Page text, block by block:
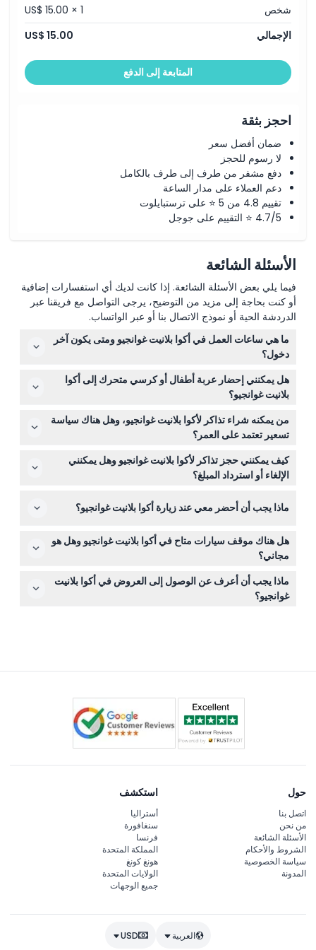
ساعات العمل
ما يجب معرفته
الموقع
كيفية الوصول إلى هناك
كيفية الاسترداد
شخص
US$ 15.00 × 1
الإجمالي
US$ 15.00
المتابعة إلى الدفع
احجز بثقة
ضمان أفضل سعر
لا رسوم للحجز
دفع مشفر من طرف إلى طرف بالكامل
دعم العملاء على مدار الساعة
تقييم 4.8 من 5 ⭐ على ترستبايلوت
4.7/5 ⭐ التقييم على جوجل
الأسئلة الشائعة
فيما يلي بعض الأسئلة الشائعة. إذا كانت لديك أي استفسارات إضافية
أو كنت بحاجة إلى مزيد من التوضيح، يرجى التواصل مع فريقنا عبر
الدردشة الحية أو نموذج الاتصال بنا أو عبر الواتساب.
ما هي ساعات العمل في أكوا بلانيت غوانجيو ومتى يكون آخر
دخول؟
أكوا بلانيت غوانجيو مفتوح يوميًا من الساعة 10:30 صباحًا حتى
7:30 مساءً، مع آخر دخول في الساعة 6:30 مساءً (قد تتغير
المواعيد — يرجى التأكد عند الحجز).
هل يمكنني إحضار عربة أطفال أو كرسي متحرك إلى أكوا
بلانيت غوانجيو؟
نعم، أكوا بلانيت غوانجيو يتيح الوصول باستخدام عربة الأطفال
والكرسي المتحرك، مما يجعله مناسبًا للزوار ذوي الاحتياجات
الحركية.
من يمكنه شراء تذاكر لأكوا بلانيت غوانجيو، وهل هناك سياسة
تسعير تعتمد على العمر؟
هذه الوجهة مخصصة للأجانب فقط؛ لا يمكن للمواطنين الكوريين
شراء التذاكر. الأطفال الذين تبلغ أعمارهم 3 سنوات فما فوق
مجانًا مع جواز السفر.
كيف يمكنني حجز تذاكر لأكوا بلانيت غوانجيو وهل يمكنني
الإلغاء أو استرداد المبلغ؟
ملاحظة أن التذاكر غير قابلة للاسترداد، ولا يمكن إلغاؤها، ويجب
ماذا يجب أن أحضر معي عند زيارة أكوا بلانيت غوانجيو؟
أحضر جواز سفرك للتحقق من حالة الأجنبي وللدخول المجاني
للرضع، بالإضافة إلى أحذية مريحة للمشي داخل الحوض المائي.
هل هناك موقف سيارات متاح في أكوا بلانيت غوانجيو وهل هو
مجاني؟
نعم، يتوفر موقف سيارات مجاني لمدة ساعتين في أكوا بلانيت
غوانجيو، لذلك لا داعي للقلق بشأن إيجاد مكان.
ماذا يجب أن أعرف عن الوصول إلى العروض في أكوا بلانيت
غوانجيو؟
حول
اتصل بنا
من نحن
الأسئلة الشائعة
الشروط والأحكام
سياسة الخصوصية
المدونة
استكشف
أستراليا
سنغافورة
فرنسا
المملكة المتحدة
هونغ كونغ
الولايات المتحدة
جميع الوجهات
العربية USD